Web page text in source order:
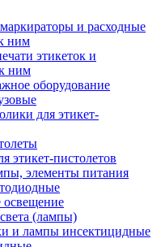
и расходные
ним
этикеток и
ним
оборудование
для этикет-
этикет-пистолетов
элементы питания
освещение
(лампы)
и лампы инсектицидные